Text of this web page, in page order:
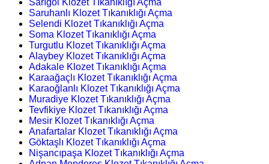
Sarıgöl Klozet Tıkanıklığı Açma
Saruhanlı Klozet Tıkanıklığı Açma
Selendi Klozet Tıkanıklığı Açma
Soma Klozet Tıkanıklığı Açma
Turgutlu Klozet Tıkanıklığı Açma
Alaybey Klozet Tıkanıklığı Açma
Adakale Klozet Tıkanıklığı Açma
Karaağaçlı Klozet Tıkanıklığı Açma
Karaoğlanlı Klozet Tıkanıklığı Açma
Muradiye Klozet Tıkanıklığı Açma
Tevfikiye Klozet Tıkanıklığı Açma
Mesir Klozet Tıkanıklığı Açma
Anafartalar Klozet Tıkanıklığı Açma
Göktaşlı Klozet Tıkanıklığı Açma
Nişancıpaşa Klozet Tıkanıklığı Açma